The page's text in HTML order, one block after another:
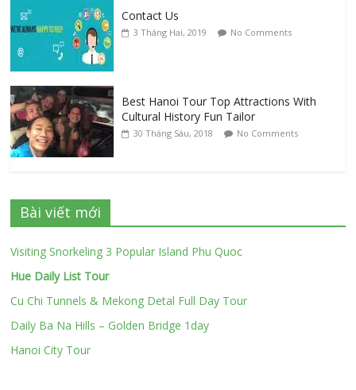
Contact Us
3 Tháng Hai, 2019 No Comments
Best Hanoi Tour Top Attractions With
Cultural History Fun Tailor
30 Tháng Sáu, 2018 No Comments
Bài viết mới
Visiting Snorkeling 3 Popular Island Phu Quoc
Hue Daily List Tour
Cu Chi Tunnels & Mekong Detal Full Day Tour
Daily Ba Na Hills – Golden Bridge 1day
Hanoi City Tour